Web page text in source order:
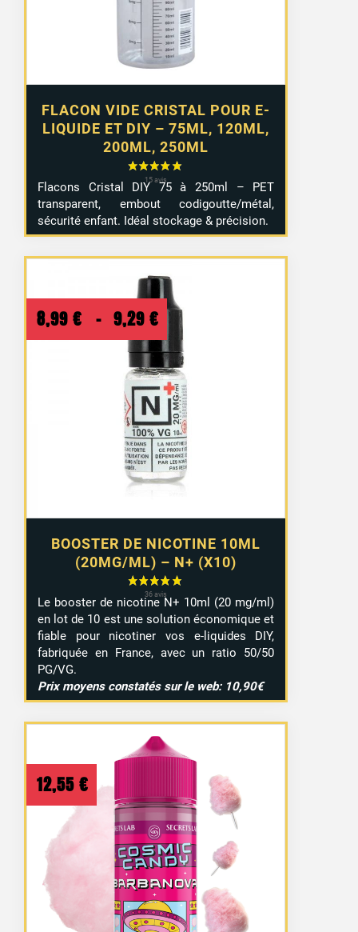
FLACON VIDE CRISTAL POUR E-
LIQUIDE ET DIY – 75ML, 120ML,
200ML, 250ML
4,99 €
Flacons Cristal DIY 75 à 250ml – PET
transparent, embout codigoutte/métal,
sécurité enfant. Idéal stockage & précision.
BOOSTER DE NICOTINE 10ML
(20MG/ML) – N+ (X10)
8,99 € – 9,29 € Plage
de
prix :
8,99 €
à
9,29 €
Le booster de nicotine N+ 10ml (20 mg/ml)
en lot de 10 est une solution économique et
fiable pour nicotiner vos e-liquides DIY,
fabriquée en France, avec un ratio 50/50
PG/VG.
Prix moyens constatés sur le web: 10,90€
12,55 €